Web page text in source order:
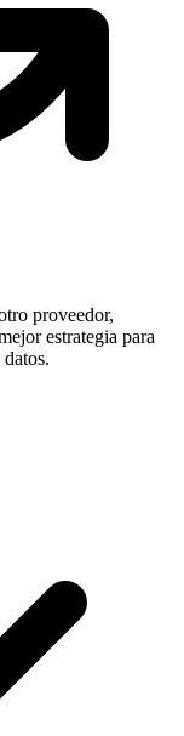
proveedor,
estrategia para